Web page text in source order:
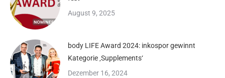
August 9, 2025
body LIFE Award 2024: inkospor gewinnt
Kategorie ‚Supplements‘
Dezember 16, 2024